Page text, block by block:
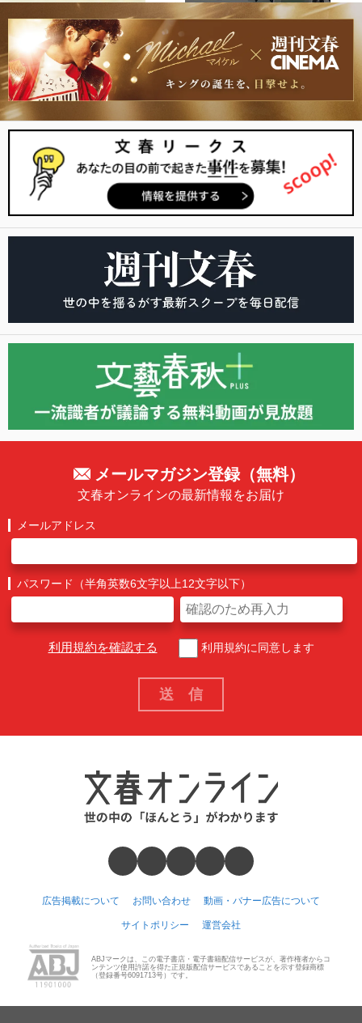
メールマガジン登録（無料）
文春オンラインの最新情報をお届け
メールアドレス
パスワード（半角英数6文字以上12文字以下）
利用規約を確認する 利用規約に同意します
広告掲載について お問い合わせ 動画・バナー広告について
サイトポリシー 運営会社
ABJマークは、この電子書店・電子書籍配信サービスが、著作権者からコ
ンテンツ使用許諾を得た正規版配信サービスであることを示す登録商標
（登録番号6091713号）です。